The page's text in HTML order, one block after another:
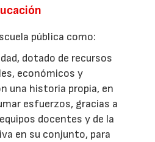
pública como:
dotado de recursos
económicos y
una historia propia, en
esfuerzos, gracias a
docentes y de la
en su conjunto, para